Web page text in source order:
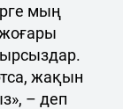
мың
жақын
– деп